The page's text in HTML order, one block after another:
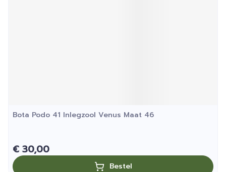
Bota Podo 41 Inlegzool Venus Maat 46
€ 30,00
Bestel